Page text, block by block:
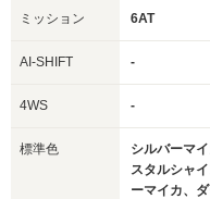
ミッション 6AT
AI-SHIFT -
4WS -
標準色
シルバーマ
スタルシャ
ーマイカ、